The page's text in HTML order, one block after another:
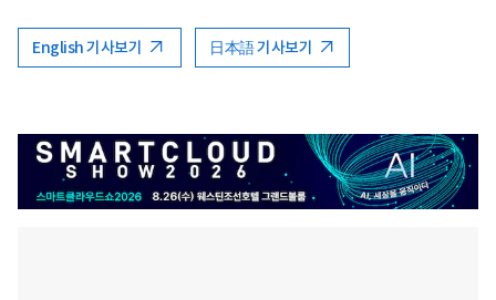
English 기사보기 日本語 기사보기